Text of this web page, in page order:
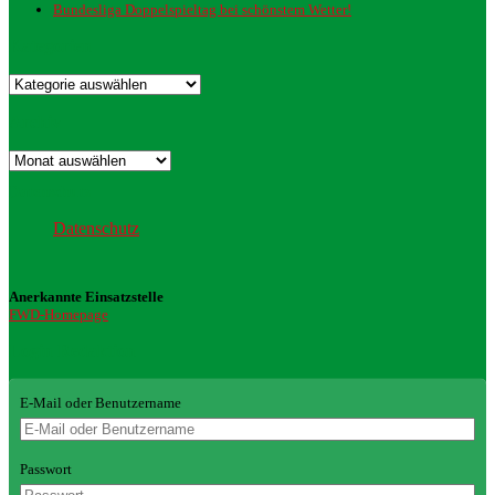
Bundesliga Doppelspieltag bei schönstem Wetter!
Kategorien
Archiv
Datenschutz
Anerkannte Einsatzstelle
FWD-Homepage
E-Mail oder Benutzername
Passwort